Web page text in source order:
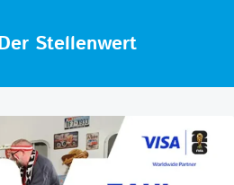
Stellenwert